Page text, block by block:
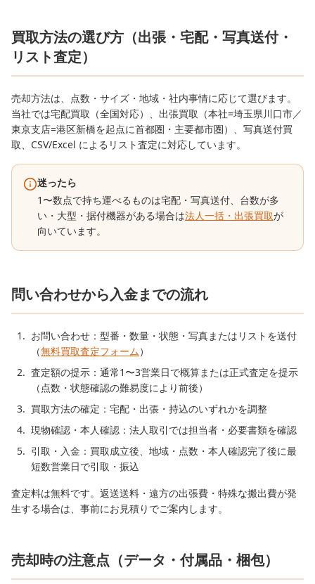
買取方法の選び方（出張・宅配・写真送付・
リスト査定）
売却方法は、点数・サイズ・地域・社内事情に応じて選びます。
当社では宅配買取（全国対応）、出張買取（本社=埼玉県川口市／
東京支店=港区新橋を起点に首都圏・主要都市圏）、写真送付買
取、CSV/Excel によるリスト査定に対応しています。
迷ったら
1〜数点で持ち運べるものは宅配・写真送付、台数が多
い・大型・据付機器がある場合は法人一括・出張買取が
向いています。
問い合わせから入金までの流れ
お問い合わせ：型番・数量・状態・写真またはリストを送付
（無料買取査定フォーム）
査定額の提示：通常1〜3営業日で概算または正式査定を提示
（点数・状態確認の難易度により前後）
買取方法の確定：宅配・出張・持込のいずれかを調整
現物確認・本人確認：法人取引では担当者・必要書類を確認
引取・入金：買取成立後、地域・点数・本人確認完了後に最
短数営業日で引取・振込
査定料は無料です。返送送料・遠方の出張費・特殊な搬出費が発
生する場合は、事前にお見積りでご案内します。
売却時の注意点（データ・付属品・梱包）